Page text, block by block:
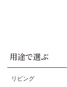
用途で選ぶ
リビング